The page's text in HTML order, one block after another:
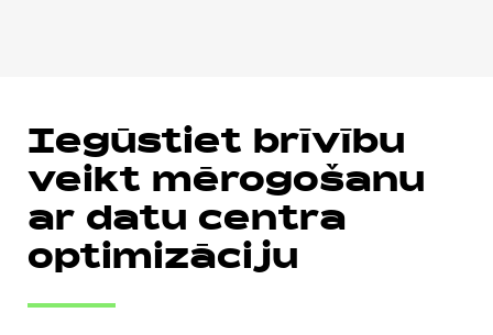
Iegūstiet brīvību
veikt mērogošanu
ar datu centra
optimizāciju